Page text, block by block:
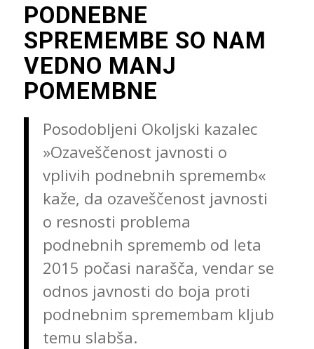
PODNEBNE
SPREMEMBE SO NAM
VEDNO MANJ
POMEMBNE
Posodobljeni Okoljski kazalec
»Ozaveščenost javnosti o
vplivih podnebnih sprememb«
kaže, da ozaveščenost javnosti
o resnosti problema
podnebnih sprememb od leta
2015 počasi narašča, vendar se
odnos javnosti do boja proti
podnebnim spremembam kljub
temu slabša.